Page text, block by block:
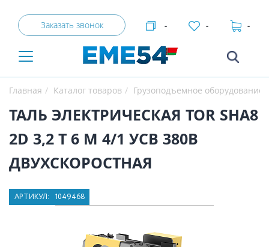
Заказать звонок - - -
Главная Каталог товаров Грузоподъемное оборудование
ТАЛЬ ЭЛЕКТРИЧЕСКАЯ TOR SHA8
2D 3,2 Т 6 М 4/1 УСВ 380В
ДВУХСКОРОСТНАЯ
АРТИКУЛ: 1049468